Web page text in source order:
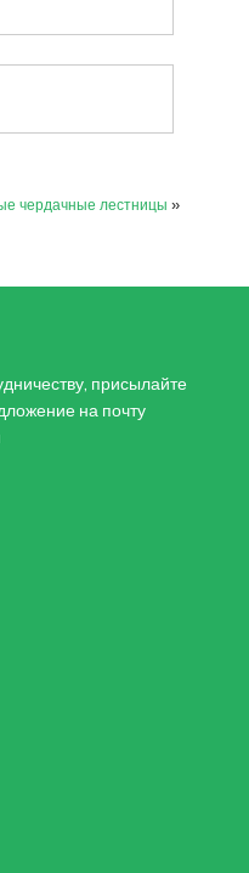
чердачные лестницы »
присылайте
на почту